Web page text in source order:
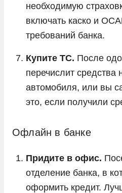
необходимую
включать каско и
требований банка.
Купите ТС. После
перечислит средства
автомобиля, или вы
это, если получили
Офлайн в банке
Придите в офис.
отделение банка, в
оформить кредит.